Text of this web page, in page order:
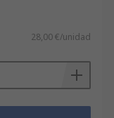
28,00 €/unidad